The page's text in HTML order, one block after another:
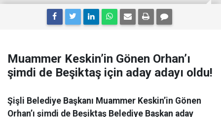
Muammer Keskin’in Gönen Orhan’ı
şimdi de Beşiktaş için aday adayı oldu!
Şişli Belediye Başkanı Muammer Keskin’in Gönen
Orhan’ı şimdi de Beşiktaş Belediye Başkan aday